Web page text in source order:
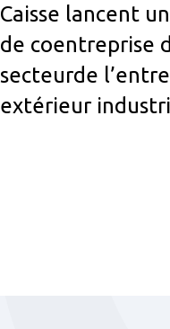
Caisse lancent
de coentreprise
secteurde
extérieur